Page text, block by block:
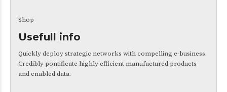
Shop
Usefull info
Quickly deploy strategic networks with compelling e-business.
Credibly pontificate highly efficient manufactured products
and enabled data.